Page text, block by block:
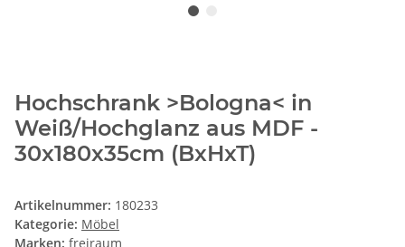
Hochschrank >Bologna< in
Weiß/Hochglanz aus MDF -
30x180x35cm (BxHxT)
Artikelnummer: 180233
Kategorie: Möbel
Marken: freiraum